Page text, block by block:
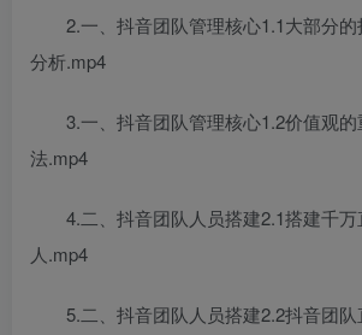
2.一、抖音团队管理核心1.1大部分
分析.mp4
3.一、抖音团队管理核心1.2价值观
法.mp4
4.二、抖音团队人员搭建2.1搭建千
人.mp4
5.二、抖音团队人员搭建2.2抖音团